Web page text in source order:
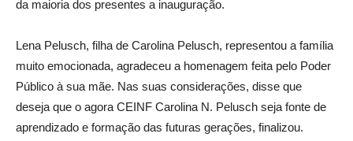
da maioria dos presentes a inauguração.
Lena Pelusch, filha de Carolina Pelusch, representou a família
muito emocionada, agradeceu a homenagem feita pelo Poder
Público à sua mãe. Nas suas considerações, disse que
deseja que o agora CEINF Carolina N. Pelusch seja fonte de
aprendizado e formação das futuras gerações, finalizou.